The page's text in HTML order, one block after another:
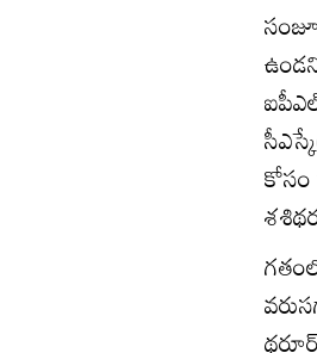
కోసం